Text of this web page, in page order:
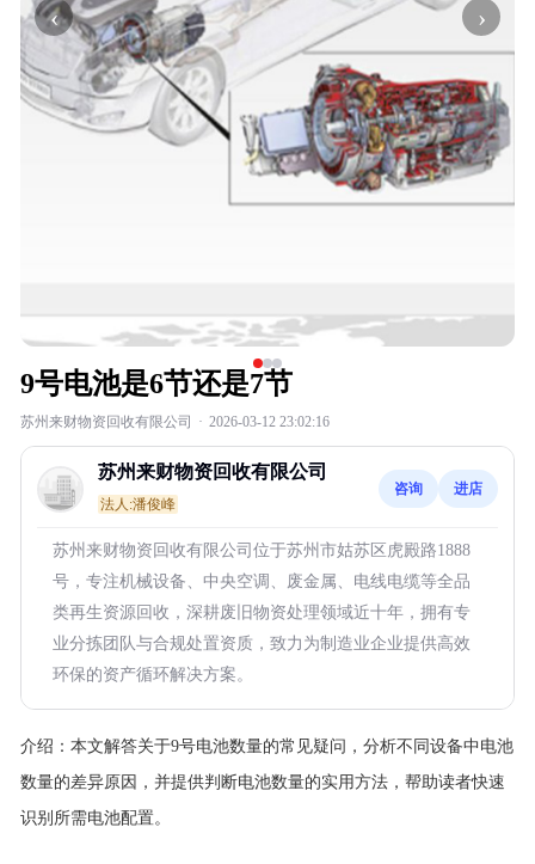
‹ ›
9号电池是6节还是7节
苏州来财物资回收有限公司 · 2026-03-12 23:02:16
苏州来财物资回收有限公司
法人:潘俊峰
咨询 进店
苏州来财物资回收有限公司位于苏州市姑苏区虎殿路1888
号，专注机械设备、中央空调、废金属、电线电缆等全品
类再生资源回收，深耕废旧物资处理领域近十年，拥有专
业分拣团队与合规处置资质，致力为制造业企业提供高效
环保的资产循环解决方案。
介绍： 本文解答关于9号电池数量的常见疑问，分析不同设备中电池
数量的差异原因，并提供判断电池数量的实用方法，帮助读者快速
识别所需电池配置。